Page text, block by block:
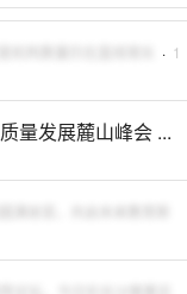
· 1
量发展麓山峰会 ...